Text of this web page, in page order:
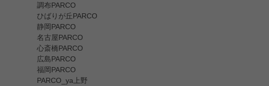
調布PARCO
ひばりが丘PARCO
静岡PARCO
名古屋PARCO
心斎橋PARCO
広島PARCO
福岡PARCO
PARCO_ya上野